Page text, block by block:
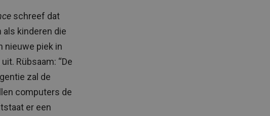
schreef dat
kinderen die
nieuwe piek in
Rübsaam: “De
zal de
computers de
er een